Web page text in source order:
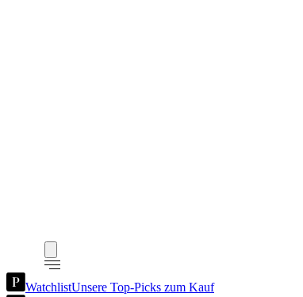
WatchlistUnsere Top-Picks zum Kauf